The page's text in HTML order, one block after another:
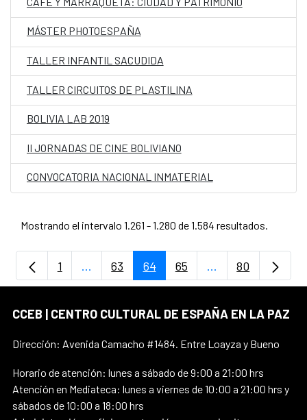
MÁSTER PHOTOESPAÑA
TALLER INFANTIL SACUDIDA
TALLER CIRCUITOS DE PLASTILINA
BOLIVIA LAB 2019
II JORNADAS DE CINE BOLIVIANO
CONVOCATORIA NACIONAL INMATERIAL
Mostrando el intervalo 1.261 - 1.280 de 1.584 resultados.
Página
1 ...Páginas intermedias Use TAB para
Página
63 Página
64 Página
65 ...PáginasPágina
80
CCEB | CENTRO CULTURAL DE ESPAÑA EN LA PAZ
Dirección: Avenida Camacho #1484. Entre Loayza y Bueno
Horario de atención: lunes a sábado de 9:00 a 21:00 hrs
Atención en Mediateca: lunes a viernes de 10:00 a 21:00 hrs y
sábados de 10:00 a 18:00 hrs